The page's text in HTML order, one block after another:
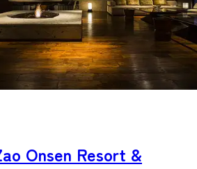
Onsen Resort &